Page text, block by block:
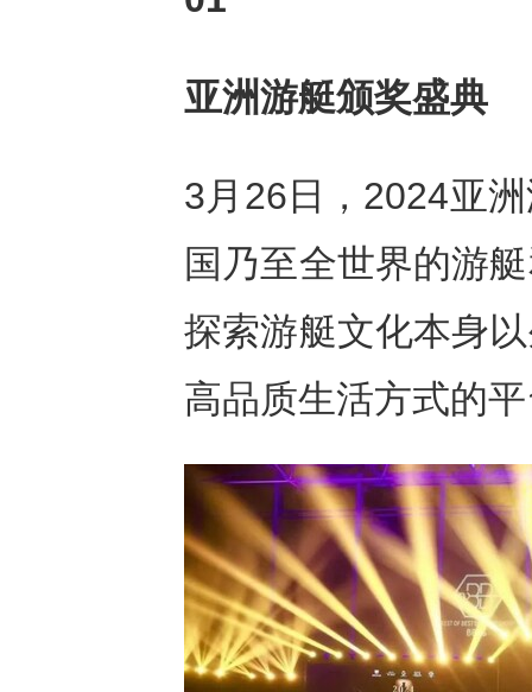
亚洲游艇颁奖盛典
3月26日，2024亚
国乃至全世界的游
探索游艇文化本身
高品质生活方式的